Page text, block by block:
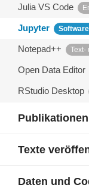
Julia VS Code
Jupyter
Notepad++ Text-
Open Data Editor
RStudio Desktop
Texte
Daten und